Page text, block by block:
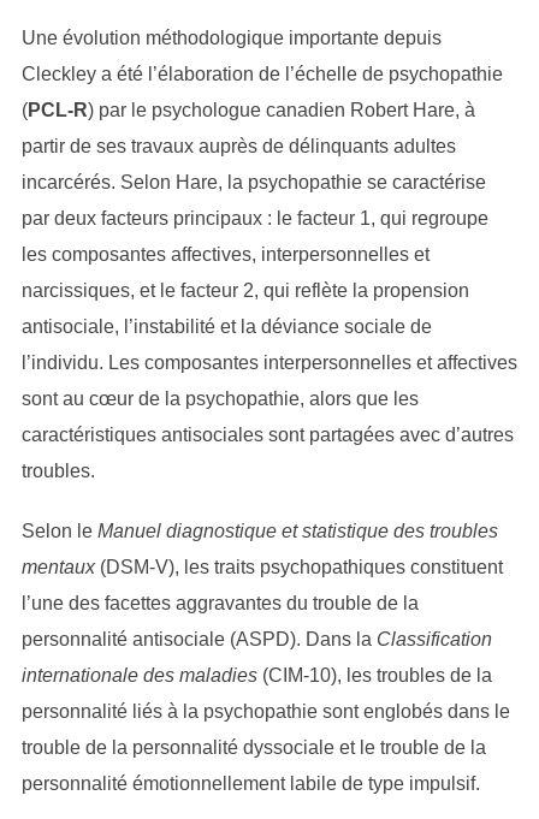
Une évolution méthodologique importante depuis
Cleckley a été l’élaboration de l’échelle de psychopathie
(PCL-R) par le psychologue canadien Robert Hare, à
partir de ses travaux auprès de délinquants adultes
incarcérés. Selon Hare, la psychopathie se caractérise
par deux facteurs principaux : le facteur 1, qui regroupe
les composantes affectives, interpersonnelles et
narcissiques, et le facteur 2, qui reflète la propension
antisociale, l’instabilité et la déviance sociale de
l’individu. Les composantes interpersonnelles et affectives
sont au cœur de la psychopathie, alors que les
caractéristiques antisociales sont partagées avec d’autres
troubles.
Selon le Manuel diagnostique et statistique des troubles
mentaux(DSM-V), les traits psychopathiques constituent
l’une des facettes aggravantes du trouble de la
personnalité antisociale (ASPD). Dans la Classification
internationale des maladies(CIM-10), les troubles de la
personnalité liés à la psychopathie sont englobés dans le
trouble de la personnalité dyssociale et le trouble de la
personnalité émotionnellement labile de type impulsif.